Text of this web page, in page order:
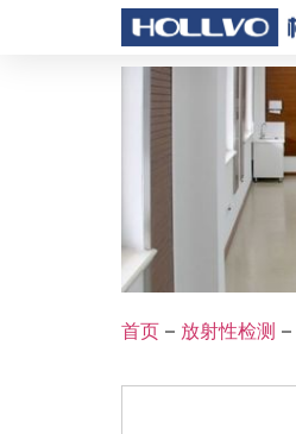
首页 – 放射性检测 –